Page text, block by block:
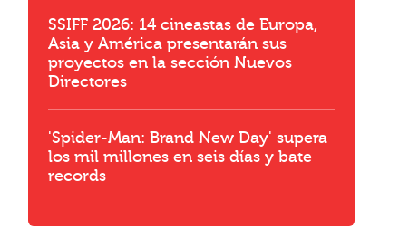
SSIFF 2026: 14 cineastas de Europa,
Asia y América presentarán sus
proyectos en la sección Nuevos
Directores
'Spider-Man: Brand New Day' supera
los mil millones en seis días y bate
records